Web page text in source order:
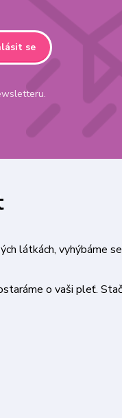
se
látkách, vyhýbáme
o vaši pleť.